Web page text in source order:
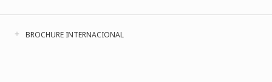
BROCHURE INTERNACIONAL